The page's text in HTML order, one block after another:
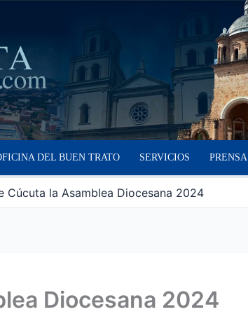
DEL BUEN TRATO SERVICIOS PRENSA
Cúcuta la Asamblea Diocesana 2024
Diocesana 2024